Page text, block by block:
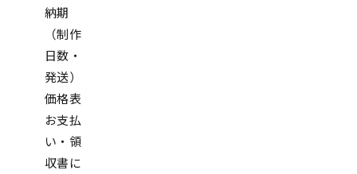
納期
（制作
日数・
発送）
価格表
お支払
い・領
収書に